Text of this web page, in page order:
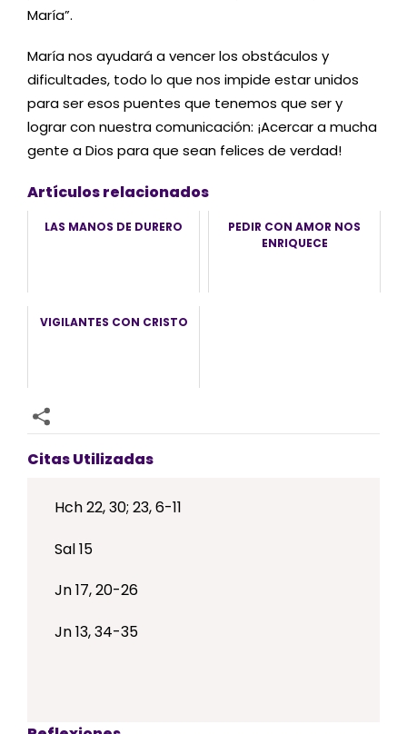
María”.
María nos ayudará a vencer los obstáculos y
dificultades, todo lo que nos impide estar unidos
para ser esos puentes que tenemos que ser y
lograr con nuestra comunicación: ¡Acercar a mucha
gente a Dios para que sean felices de verdad!
Artículos relacionados
LAS MANOS DE DURERO
PEDIR CON AMOR NOS
ENRIQUECE
VIGILANTES CON CRISTO
Citas Utilizadas
Hch 22, 30; 23, 6-11
Sal 15
Jn 17, 20-26
Jn 13, 34-35